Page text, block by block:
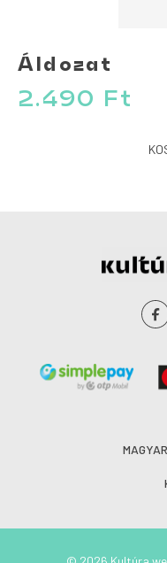
Áldozat
2.490 Ft